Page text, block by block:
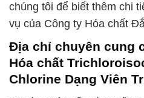
chúng tôi để biết thêm chi
vụ của Công ty Hóa chất
Địa chỉ chuyên cung
Hóa chất
Chlorine Dạng Viên